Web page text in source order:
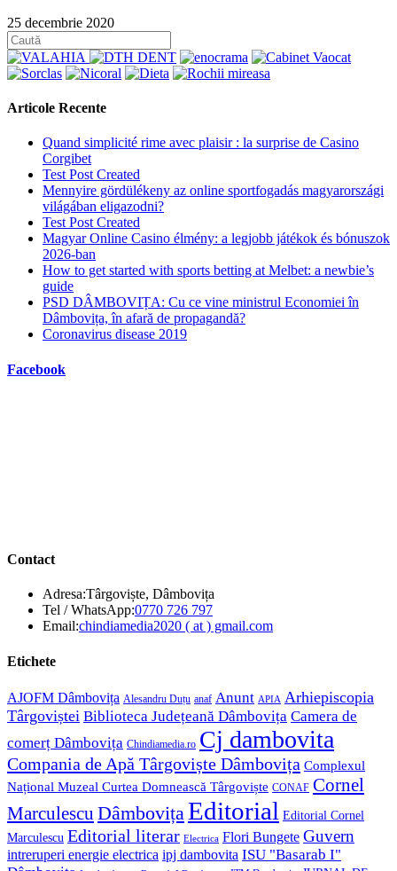
25 decembrie 2020
Articole Recente
Quand simplicité rime avec plaisir : la surprise de Casino
Corgibet
Test Post Created
Mennyire gördülékeny az online sportfogadás magyarországi
világában eligazodni?
Test Post Created
Magyar Online Casino élmény: a legjobb játékok és bónuszok
2026-ban
How to get started with sports betting at Melbet: a newbie’s
guide
PSD DÂMBOVIȚA: Cu ce vine ministrul Economiei în
Dâmbovița, în afară de propagandă?
Coronavirus disease 2019
Facebook
Contact
Adresa:Târgoviște, Dâmbovița
Tel / WhatsApp:0770 726 797Opens
in
Email:chindiamedia2020 ( at ) gmail.comOpens
Etichete
AJOFM Dâmbovița Alesandru Duțu anaf Anunt APIA Arhiepiscopia
Târgoviștei Biblioteca Județeană Dâmbovița Camera de
comerț Dâmbovița Chindiamedia.ro Cj dambovita
Compania de Apă Târgoviște Dâmbovița Complexul
Național Muzeal Curtea Domnească Târgoviște CONAF Cornel
Marculescu Dâmbovița Editorial Editorial Cornel
Marculescu Editorial literar Electrica Flori Bungete Guvern
intreruperi energie electrica ipj dambovita ISU "Basarab I"